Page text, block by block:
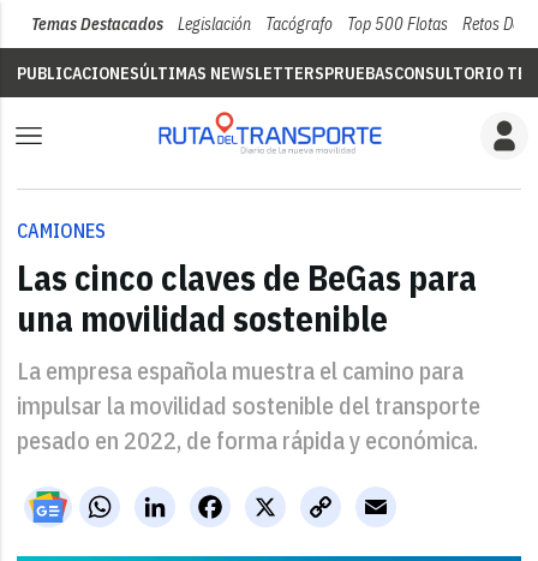
Temas Destacados Legislación Tacógrafo Top 500 Flotas Retos Del
PUBLICACIONESÚLTIMAS NEWSLETTERSPRUEBASCONSULTORIO
CAMIONES
Las cinco claves de BeGas para
una movilidad sostenible
La empresa española muestra el camino para
impulsar la movilidad sostenible del transporte
pesado en 2022, de forma rápida y económica.
WhatsAppLinkedIn X
Facebook
Copy
Link
Email